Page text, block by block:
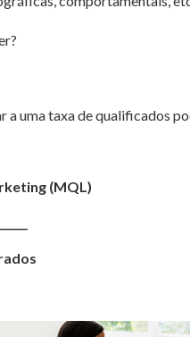
uma taxa de qualificados
(MQL)